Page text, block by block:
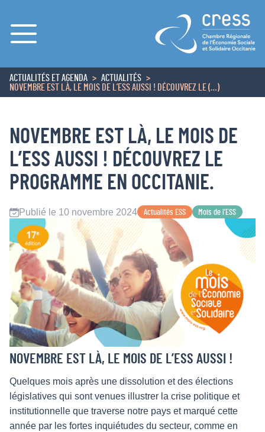
Menu
ACCUEIL
ACTUALITÉS ET AGENDA
ACTUALITÉS
NOVEMBRE EST LÀ, LE MOIS DE L’ESS AUSSI ! DÉCOUVREZ LE (…)
NOVEMBRE EST LÀ, LE MOIS DE
L’ESS AUSSI ! DÉCOUVREZ LE
PROGRAMME EN OCCITANIE.
Publié le 10 novembre 2024 Actualités ESS Mois de l’ESS
NOVEMBRE EST LÀ, LE MOIS DE L’ESS AUSSI !
Quelques mois après une dissolution et des élections
législatives qui sont venues illustrer la crise politique et
institutionnelle que traverse notre pays et marqué cette
année par les fortes inquiétudes du secteur, comme en